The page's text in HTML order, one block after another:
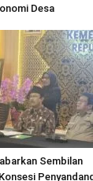
Desa
Sembilan